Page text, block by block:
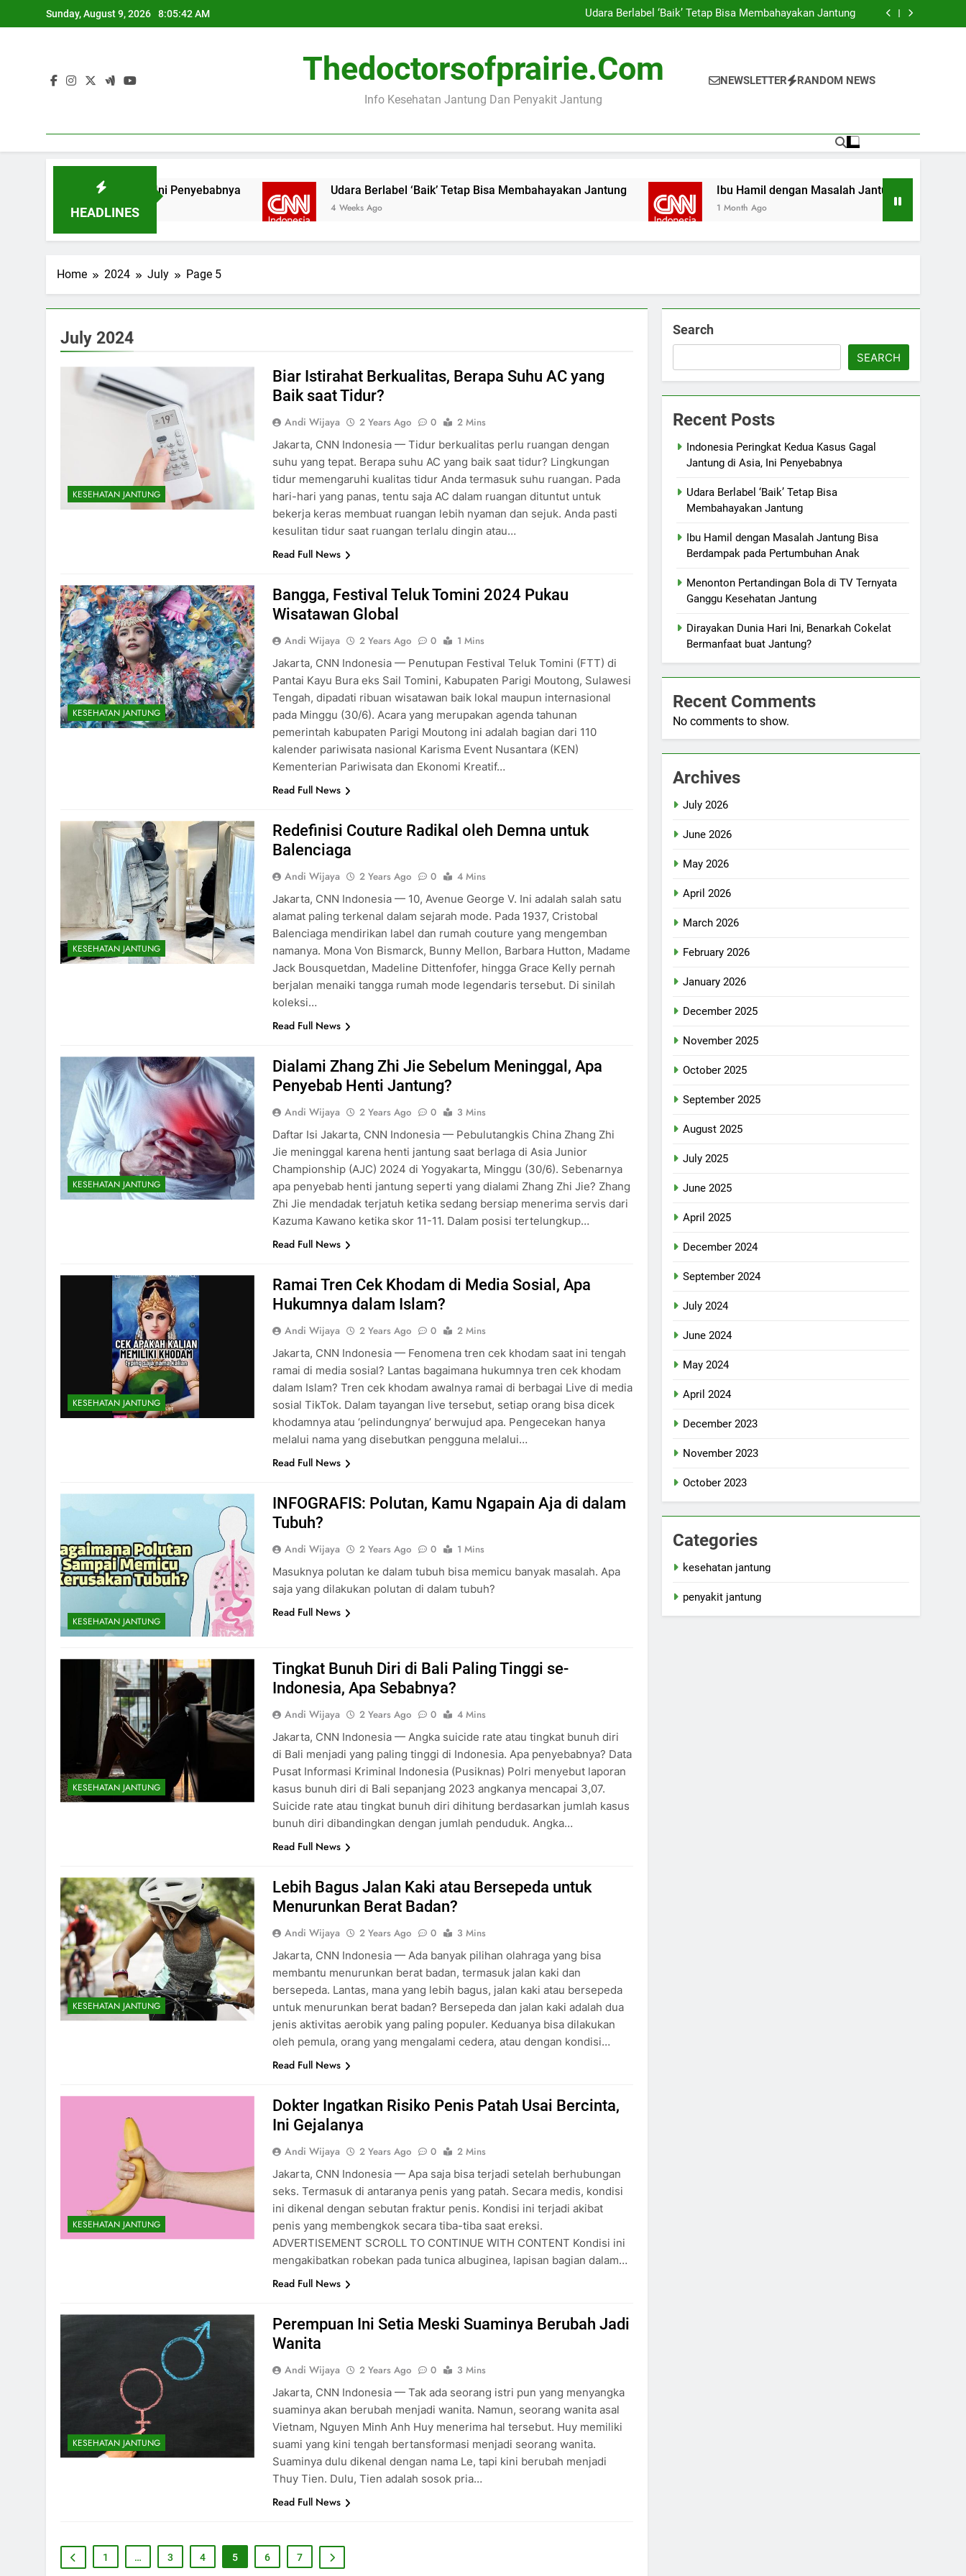
to
Sunday, August 9, 2026 8:05:43 AM
Udara Berlabel ‘Baik’ Tetap Bisa Membahayakan Jantung
Ibu Hamil dengan Masalah Jantung Bisa Berdampak pada Pertumbuhan
Udara Berlabel ‘Baik’ Tetap Bisa Membahayakan Jantung
Ibu Hamil dengan Masalah Jantung Bisa Berdampak pada Pertumbuhan
Thedoctorsofprairie.com
Info Kesehatan Jantung Dan Penyakit Jantung
NEWSLETTER RANDOM NEWS
HEADLINES
di Asia, Ini Penyebabnya Udara Berlabel ‘Baik’ Tetap Bisa Membahayakan Jantung
4 Weeks Ago
Ibu Hamil dengan Masalah Jantung Bisa Berdampak pada
1 Month Ago
Home 2024 July Page 5
July 2024
KESEHATAN JANTUNG
Biar Istirahat Berkualitas, Berapa Suhu AC yang
Baik saat Tidur?
Andi Wijaya 2 Years Ago 0
2 Mins
Jakarta, CNN Indonesia — Tidur berkualitas perlu ruangan dengan
suhu yang tepat. Berapa suhu AC yang baik saat tidur? Lingkungan
tidur memengaruhi kualitas tidur Anda termasuk suhu ruangan. Pada
hari-hari yang panas, tentu saja AC dalam ruangan dituntut untuk
bekerja keras membuat ruangan lebih nyaman dan sejuk. Anda pasti
kesulitan tidur saat ruangan terlalu dingin atau…
Read Full News
KESEHATAN JANTUNG
Bangga, Festival Teluk Tomini 2024 Pukau
Wisatawan Global
Andi Wijaya 2 Years Ago 0
1 Mins
Jakarta, CNN Indonesia — Penutupan Festival Teluk Tomini (FTT) di
Pantai Kayu Bura eks Sail Tomini, Kabupaten Parigi Moutong, Sulawesi
Tengah, dipadati ribuan wisatawan baik lokal maupun internasional
pada Minggu (30/6). Acara yang merupakan agenda tahunan
pemerintah kabupaten Parigi Moutong ini adalah bagian dari 110
kalender pariwisata nasional Karisma Event Nusantara (KEN)
Kementerian Pariwisata dan Ekonomi Kreatif…
Read Full News
KESEHATAN JANTUNG
Redefinisi Couture Radikal oleh Demna untuk
Balenciaga
Andi Wijaya 2 Years Ago 0
4 Mins
Jakarta, CNN Indonesia — 10, Avenue George V. Ini adalah salah satu
alamat paling terkenal dalam sejarah mode. Pada 1937, Cristobal
Balenciaga mendirikan label dan rumah couture yang mengemban
namanya. Mona Von Bismarck, Bunny Mellon, Barbara Hutton, Madame
Jack Bousquetdan, Madeline Dittenfofer, hingga Grace Kelly pernah
berjalan menaiki tangga rumah mode legendaris tersebut. Di sinilah
koleksi…
Read Full News
KESEHATAN JANTUNG
Dialami Zhang Zhi Jie Sebelum Meninggal, Apa
Penyebab Henti Jantung?
Andi Wijaya 2 Years Ago 0
3 Mins
Daftar Isi Jakarta, CNN Indonesia — Pebulutangkis China Zhang Zhi
Jie meninggal karena henti jantung saat berlaga di Asia Junior
Championship (AJC) 2024 di Yogyakarta, Minggu (30/6). Sebenarnya
apa penyebab henti jantung seperti yang dialami Zhang Zhi Jie? Zhang
Zhi Jie mendadak terjatuh ketika sedang bersiap menerima servis dari
Kazuma Kawano ketika skor 11-11. Dalam posisi tertelungkup…
Read Full News
KESEHATAN JANTUNG
Ramai Tren Cek Khodam di Media Sosial, Apa
Hukumnya dalam Islam?
Andi Wijaya 2 Years Ago 0
2 Mins
Jakarta, CNN Indonesia — Fenomena tren cek khodam saat ini tengah
ramai di media sosial? Lantas bagaimana hukumnya tren cek khodam
dalam Islam? Tren cek khodam awalnya ramai di berbagai Live di media
sosial TikTok. Dalam tayangan live tersebut, setiap orang bisa dicek
khodamnya atau ‘pelindungnya’ berwujud apa. Pengecekan hanya
melalui nama yang disebutkan pengguna melalui…
Read Full News
KESEHATAN JANTUNG
INFOGRAFIS: Polutan, Kamu Ngapain Aja di dalam
Tubuh?
Andi Wijaya 2 Years Ago 0
1 Mins
Masuknya polutan ke dalam tubuh bisa memicu banyak masalah. Apa
saja yang dilakukan polutan di dalam tubuh?
Read Full News
KESEHATAN JANTUNG
Tingkat Bunuh Diri di Bali Paling Tinggi se-
Indonesia, Apa Sebabnya?
Andi Wijaya 2 Years Ago 0
4 Mins
Jakarta, CNN Indonesia — Angka suicide rate atau tingkat bunuh diri
di Bali menjadi yang paling tinggi di Indonesia. Apa penyebabnya? Data
Pusat Informasi Kriminal Indonesia (Pusiknas) Polri menyebut laporan
kasus bunuh diri di Bali sepanjang 2023 angkanya mencapai 3,07.
Suicide rate atau tingkat bunuh diri dihitung berdasarkan jumlah kasus
bunuh diri dibandingkan dengan jumlah penduduk. Angka…
Read Full News
KESEHATAN JANTUNG
Lebih Bagus Jalan Kaki atau Bersepeda untuk
Menurunkan Berat Badan?
Andi Wijaya 2 Years Ago 0
3 Mins
Jakarta, CNN Indonesia — Ada banyak pilihan olahraga yang bisa
membantu menurunkan berat badan, termasuk jalan kaki dan
bersepeda. Lantas, mana yang lebih bagus, jalan kaki atau bersepeda
untuk menurunkan berat badan? Bersepeda dan jalan kaki adalah dua
jenis aktivitas aerobik yang paling populer. Keduanya bisa dilakukan
oleh pemula, orang yang mengalami cedera, atau dengan kondisi…
Read Full News
KESEHATAN JANTUNG
Dokter Ingatkan Risiko Penis Patah Usai Bercinta,
Ini Gejalanya
Andi Wijaya 2 Years Ago 0
2 Mins
Jakarta, CNN Indonesia — Apa saja bisa terjadi setelah berhubungan
seks. Termasuk di antaranya penis yang patah. Secara medis, kondisi
ini dikenal dengan sebutan fraktur penis. Kondisi ini terjadi akibat
penis yang membengkok secara tiba-tiba saat ereksi.
ADVERTISEMENT SCROLL TO CONTINUE WITH CONTENT Kondisi ini
mengakibatkan robekan pada tunica albuginea, lapisan bagian dalam…
Read Full News
KESEHATAN JANTUNG
Perempuan Ini Setia Meski Suaminya Berubah Jadi
Wanita
Andi Wijaya 2 Years Ago 0
3 Mins
Jakarta, CNN Indonesia — Tak ada seorang istri pun yang menyangka
suaminya akan berubah menjadi wanita. Namun, seorang wanita asal
Vietnam, Nguyen Minh Anh Huy menerima hal tersebut. Huy memiliki
suami yang kini tengah bertansformasi menjadi seorang wanita.
Suaminya dulu dikenal dengan nama Le, tapi kini berubah menjadi
Thuy Tien. Dulu, Tien adalah sosok pria…
Read Full News
1 … 3 4 5 6 7
Search
SEARCH
Recent Posts
Indonesia Peringkat Kedua Kasus Gagal
Jantung di Asia, Ini Penyebabnya
Udara Berlabel ‘Baik’ Tetap Bisa
Membahayakan Jantung
Ibu Hamil dengan Masalah Jantung Bisa
Berdampak pada Pertumbuhan Anak
Menonton Pertandingan Bola di TV Ternyata
Ganggu Kesehatan Jantung
Dirayakan Dunia Hari Ini, Benarkah Cokelat
Bermanfaat buat Jantung?
Recent Comments
No comments to show.
Archives
July 2026
June 2026
May 2026
April 2026
March 2026
February 2026
January 2026
December 2025
November 2025
October 2025
September 2025
August 2025
July 2025
June 2025
April 2025
December 2024
September 2024
July 2024
June 2024
May 2024
April 2024
December 2023
November 2023
October 2023
Categories
kesehatan jantung
penyakit jantung